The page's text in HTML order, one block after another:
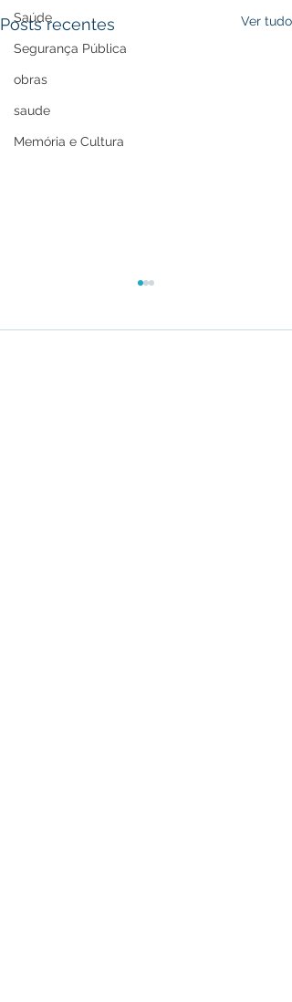
Saúde
Segurança Pública
obras
saude
Memória e Cultura
Posts recentes Ver tudo